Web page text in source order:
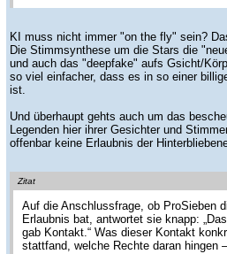
KI muss nicht immer "on the fly" sein?
Die Stimmsynthese um die Stars die
und auch das "deepfake" aufs Gsicht/
so viel einfacher, dass es in so einer
ist.
Und überhaupt gehts auch um das
Legenden hier ihrer Gesichter und
offenbar keine Erlaubnis der
Zitat
Auf die Anschlussfrage, ob ProSieben
Erlaubnis bat, antwortet sie knapp:
gab Kontakt.“ Was dieser Kontakt
stattfand, welche Rechte daran hingen